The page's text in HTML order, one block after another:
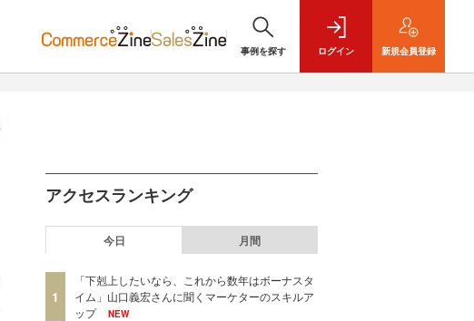
事例を探す ログイン 新規会員登録
アクセスランキング
今日 月間
1
「下剋上したいなら、これから数年はボーナスタ
イム」山口義宏さんに聞くマーケターのスキルア
ップ
NEW